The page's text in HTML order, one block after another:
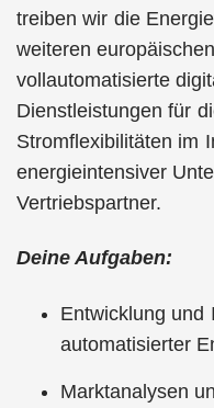
treiben wir die
weiteren
vollautomatisierte
Dienstleistungen für
Stromflexibilitäten im
energieintensiver
Vertriebspartner.
Deine Aufgaben:
Entwicklung und
automatisierter
Marktanalysen